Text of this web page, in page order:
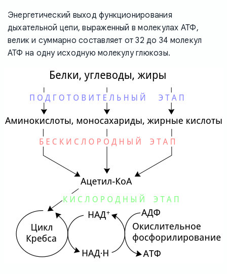
Энергетический выход функционирования
дыхательной цепи, выраженный в молекулах АТФ,
велик и суммарно составляет от 32 до 34 молекул
АТФ на одну исходную молекулу глюкозы.